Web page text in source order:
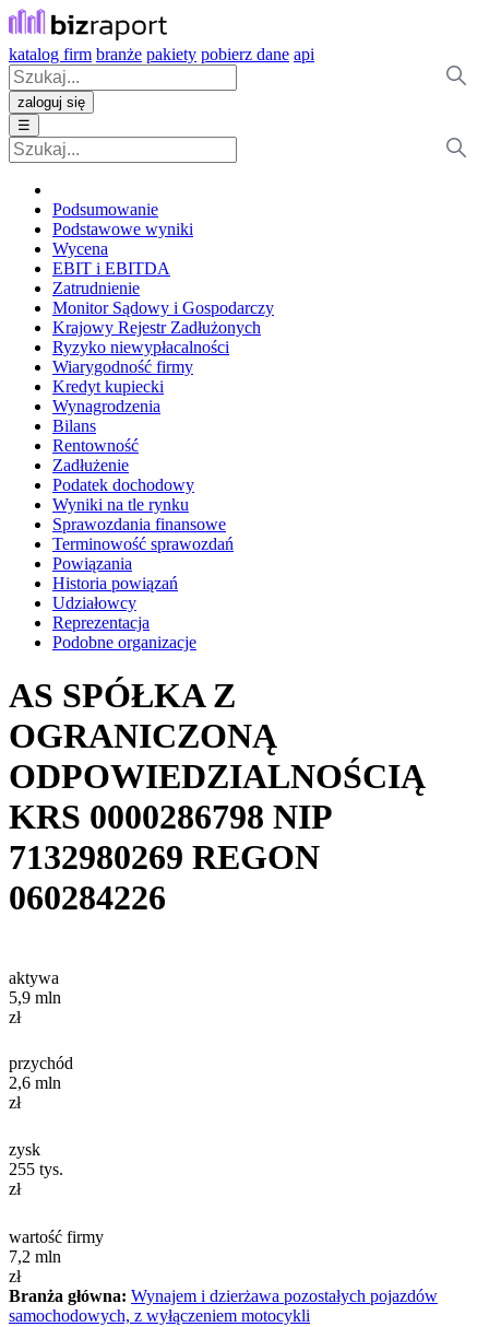
katalog firm branże pakiety pobierz dane api
zaloguj się
☰
Podsumowanie
Podstawowe wyniki
Wycena
EBIT i EBITDA
Zatrudnienie
Monitor Sądowy i Gospodarczy
Krajowy Rejestr Zadłużonych
Ryzyko niewypłacalności
Wiarygodność firmy
Kredyt kupiecki
Wynagrodzenia
Bilans
Rentowność
Zadłużenie
Podatek dochodowy
Wyniki na tle rynku
Sprawozdania finansowe
Terminowość sprawozdań
Powiązania
Historia powiązań
Udziałowcy
Reprezentacja
Podobne organizacje
AS SPÓŁKA Z
OGRANICZONĄ
ODPOWIEDZIALNOŚCIĄ
KRS 0000286798 NIP
7132980269 REGON
060284226
aktywa
5,9 mln
zł
przychód
2,6 mln
zł
zysk
255 tys.
zł
wartość firmy
7,2 mln
zł
Branża główna: Wynajem i dzierżawa pozostałych pojazdów
samochodowych, z wyłączeniem motocykli